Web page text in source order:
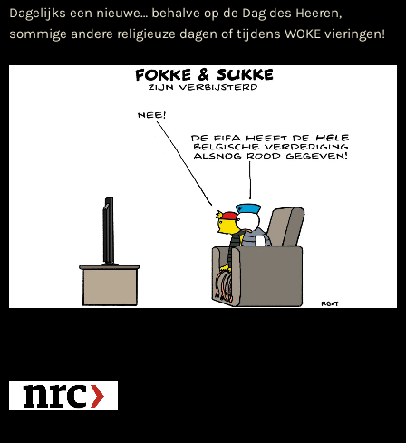
Dagelijks een nieuwe… behalve op de Dag des Heeren,
sommige andere religieuze dagen of tijdens WOKE vieringen!